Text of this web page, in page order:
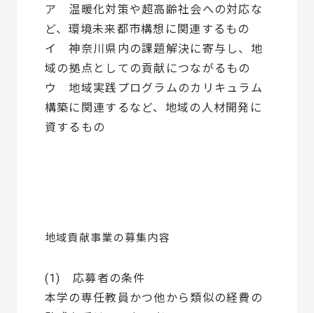
ア 温暖化対策や超高齢社会への対応な
ど、環境未来都市構想に関連するもの
イ 神奈川県内の課題解決に寄与し、地
域の拠点としての貢献につながるもの
ウ 地域実践プログラムのカリキュラム
構築に関連するなど、地域の人材開発に
資するもの
地域貢献事業の募集内容
(1) 応募者の条件
本学の専任教員かつ他から類似の経費の